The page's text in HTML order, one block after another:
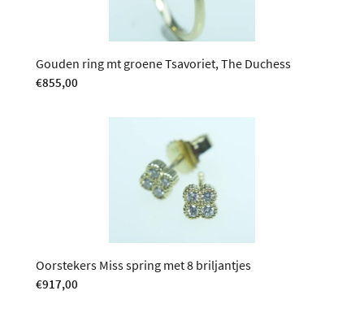
Gouden ring mt groene Tsavoriet, The Duchess
€855,00
Oorstekers Miss spring met 8 briljantjes
€917,00